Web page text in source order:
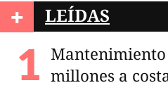
+ LEÍDAS
millones a